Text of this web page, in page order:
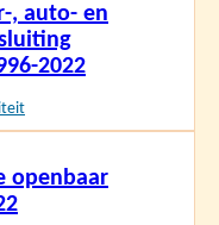
, auto- en
2022
openbaar